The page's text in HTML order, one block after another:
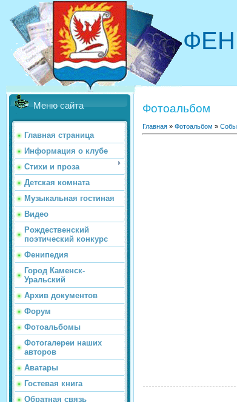
Меню сайта
Главная страница
Информация о клубе
Стихи и проза
Детская комната
Музыкальная гостиная
Видео
Рождественский
поэтический конкурс
Фенипедия
Город Каменск-
Уральский
Архив документов
Форум
Фотоальбомы
Фотогалереи наших
авторов
Аватары
Гостевая книга
Обратная связь
Фотоальбом
Главная » Фотоальбом »